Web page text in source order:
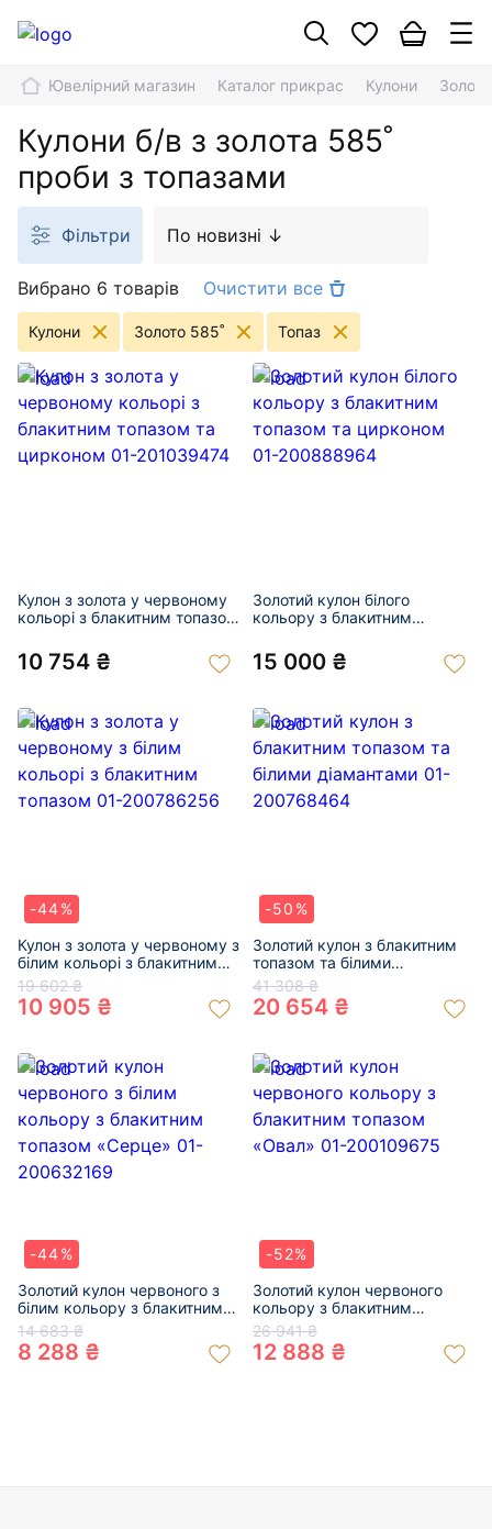
Ювелірний магазин Каталог прикрас Кулони
Кулони б/в з золота 585˚
проби з топазами
Вибрано 6 товарів Очистити все
Кулони Золото 585˚ Топаз
Фільтри По новизні ↓
Кулон з золота у червоному
кольорі з блакитним топазом
10 754 ₴
Золотий кулон білого
кольору з блакитним
200888964
15 000 ₴
-44%
Кулон з золота у червоному з
білим кольорі з блакитним
топазом 01-200786256
19 602 ₴
10 905 ₴
-50%
Золотий кулон з блакитним
топазом та білими
діамантами 01-200768464
41 308 ₴
20 654 ₴
-44%
Золотий кулон червоного з
білим кольору з блакитним
топазом «Серце» 01-
200632169
14 683 ₴
8 288 ₴
-52%
Золотий кулон червоного
кольору з блакитним
топазом «Овал» 01-
200109675
26 941 ₴
12 888 ₴